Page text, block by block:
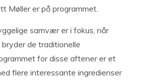
Møller er på programmet.
samvær er i fokus, når
de traditionelle
for disse aftener er et
flere interessante ingredienser